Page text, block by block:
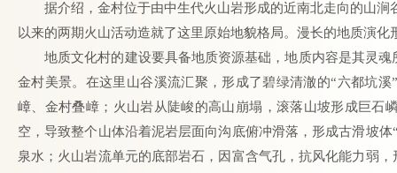
据介绍，金村位于由中生代火山岩形成的近南北走向的山
以来的两期火山活动造就了这里原始地貌格局。漫长的地质演
地质文化村的建设要具备地质资源基础，地质内容是其灵
金村美景。在这里山谷溪流汇聚，形成了碧绿清澈的“六都坑
嶂、金村叠嶂；火山岩从陡峻的高山崩塌，滚落山坡形成巨石
空，导致整个山体沿着泥岩层面向沟底俯冲滑落，形成古滑坡
泉水；火山岩流单元的底部岩石，因富含气孔，抗风化能力弱